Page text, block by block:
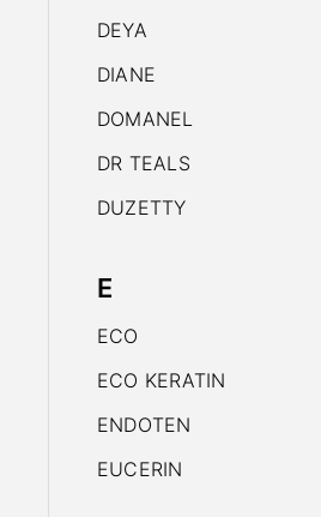
DEYA
DIANE
DOMANEL
DR TEALS
DUZETTY
E
ECO
ECO KERATIN
ENDOTEN
EUCERIN